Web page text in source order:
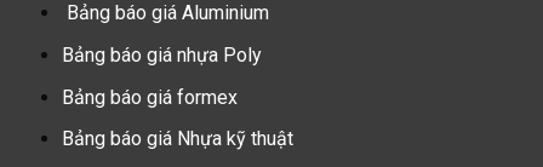
Bảng báo giá Aluminium
Bảng báo giá nhựa Poly
Bảng báo giá formex
Bảng báo giá Nhựa kỹ thuật